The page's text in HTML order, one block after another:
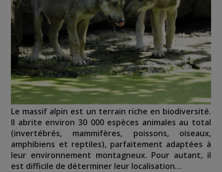
Le massif alpin est un terrain riche en biodiversité.
Il abrite environ 30 000 espèces animales au total
(invertébrés, mammifères, poissons, oiseaux,
amphibiens et reptiles), parfaitement adaptées à
leur environnement montagneux. Pour autant, il
est difficile de déterminer leur localisation…